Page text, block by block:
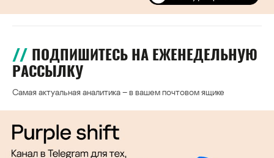
ПОДПИШИТЕСЬ НА ЕЖЕНЕДЕЛЬНУЮ
РАССЫЛКУ
Самая актуальная аналитика – в вашем почтовом ящике